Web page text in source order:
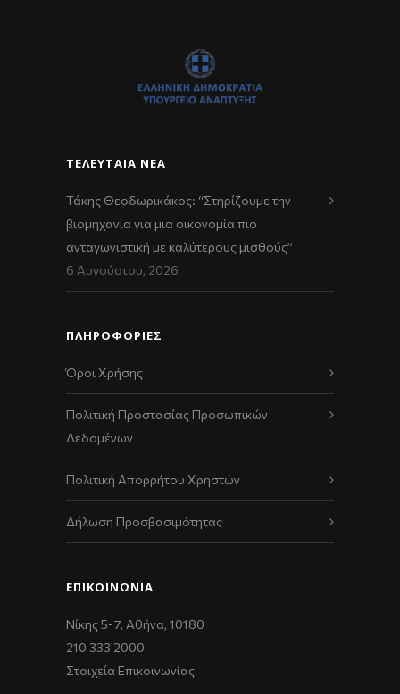
ΤΕΛΕΥΤΑΊΑ ΝΈΑ
Τάκης Θεοδωρικάκος: “Στηρίζουμε την
βιομηχανία για μια οικονομία πιο
ανταγωνιστική με καλύτερους μισθούς”
6 Αυγούστου, 2026
ΠΛΗΡΟΦΟΡΙΕΣ
Όροι Χρήσης
Πολιτική Προστασίας Προσωπικών
Δεδομένων
Πολιτική Απορρήτου Χρηστών
Δήλωση Προσβασιμότητας
ΕΠΙΚΟΙΝΩΝΊΑ
Νίκης 5-7, Αθήνα, 10180
210 333 2000
Στοιχεία Επικοινωνίας